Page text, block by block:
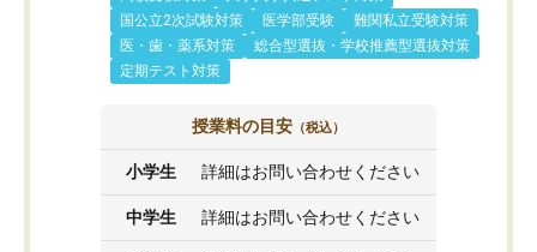
国公立2次試験対策
医学部受験
難関私立受験対策
医・歯・薬系対策
総合型選抜・学校推薦型選抜対策
定期テスト対策
授業料の目安 （税込）
小学生 詳細はお問い合わせください
中学生 詳細はお問い合わせください